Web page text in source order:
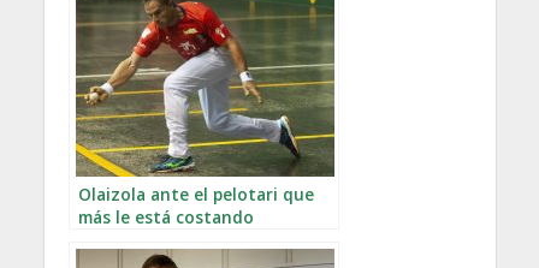
Olaizola ante el pelotari que
más le está costando